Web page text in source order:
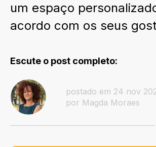
um espaço
acordo com os seus
Escute o post completo:
postado em 24 nov
por Magda Moraes